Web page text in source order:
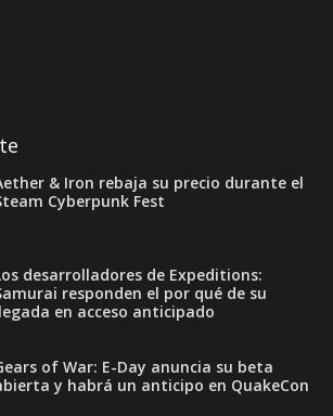
& Iron rebaja su precio durante el
Cyberpunk Fest
desarrolladores de Expeditions:
responden el por qué de su
en acceso anticipado
of War: E-Day anuncia su beta
y habrá un anticipo en QuakeCon